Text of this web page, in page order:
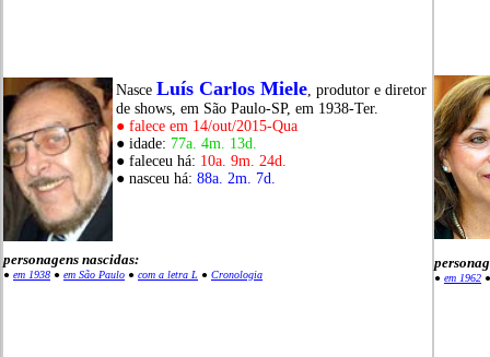
Nasce Luís Carlos Miele, produtor e diretor
de shows, em São Paulo-SP, em 1938-Ter.
● falece em 14/out/2015-Qua
● idade: 77a. 4m. 13d.
● faleceu há: 10a. 9m. 24d.
● nasceu há: 88a. 2m. 7d.
personagens nascidas:
● em 1938 ● em São Paulo ● com a letra L ● Cronologia ● em 1962